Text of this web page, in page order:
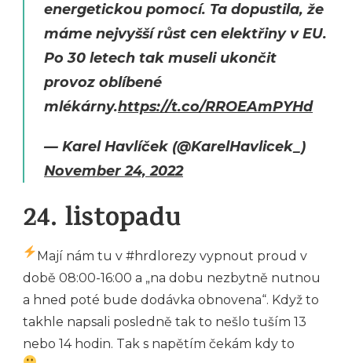
energetickou pomocí. Ta dopustila, že
máme nejvyšší růst cen elektřiny v EU.
Po 30 letech tak museli ukončit
provoz oblíbené
mlékárny.https://t.co/RROEAmPYHd
— Karel Havlíček (@KarelHavlicek_)
November 24, 2022
24. listopadu
Mají nám tu v #hrdlorezy vypnout proud v
době 08:00-16:00 a „na dobu nezbytně nutnou
a hned poté bude dodávka obnovena“. Když to
takhle napsali posledně tak to nešlo tuším 13
nebo 14 hodin. Tak s napětím čekám kdy to